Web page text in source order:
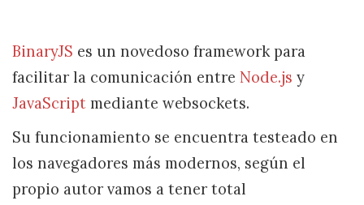
BinaryJS es un novedoso framework para
facilitar la comunicación entre Node.js y
JavaScript mediante websockets.
Su funcionamiento se encuentra testeado en
los navegadores más modernos, según el
propio autor vamos a tener total